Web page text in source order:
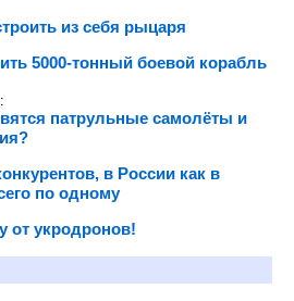
из себя рыцаря
5000-тонный боевой корабль
:
патрульные самолёты и
в России как в
по одному
от укродронов!